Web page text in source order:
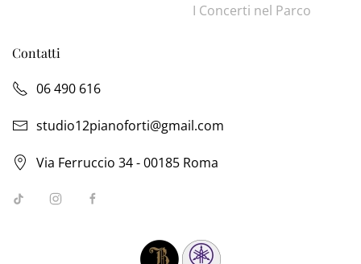
I Concerti nel Parco
Contatti
06 490 616
studio12pianoforti@gmail.com
Via Ferruccio 34 - 00185 Roma